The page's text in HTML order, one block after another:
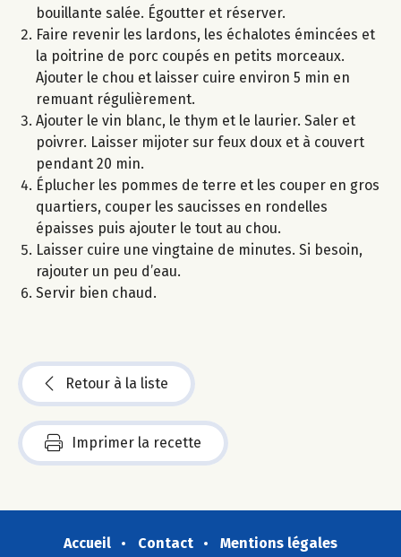
bouillante salée. Égoutter et réserver.
Faire revenir les lardons, les échalotes émincées et
la poitrine de porc coupés en petits morceaux.
Ajouter le chou et laisser cuire environ 5 min en
remuant régulièrement.
Ajouter le vin blanc, le thym et le laurier. Saler et
poivrer. Laisser mijoter sur feux doux et à couvert
pendant 20 min.
Éplucher les pommes de terre et les couper en gros
quartiers, couper les saucisses en rondelles
épaisses puis ajouter le tout au chou.
Laisser cuire une vingtaine de minutes. Si besoin,
rajouter un peu d’eau.
Servir bien chaud.
Retour à la liste
Imprimer la recette
Accueil Contact
Mentions légales